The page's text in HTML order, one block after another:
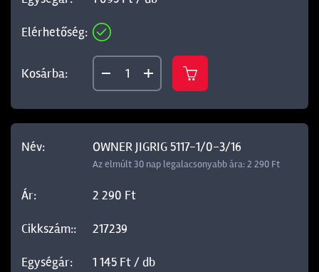
OWNER JIGRIG 5117-1/0-3/16
Az elmúlt 30 nap legalacsonyabb ára: 2 290 Ft
2 290 Ft
217239
1 145 Ft / db